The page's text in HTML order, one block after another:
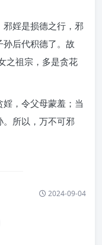
邪婬是损德之行，邪
后代积德了。故
之祖宗，多是贪花
，令父母蒙羞；当
。所以，万不可邪
2024-09-04